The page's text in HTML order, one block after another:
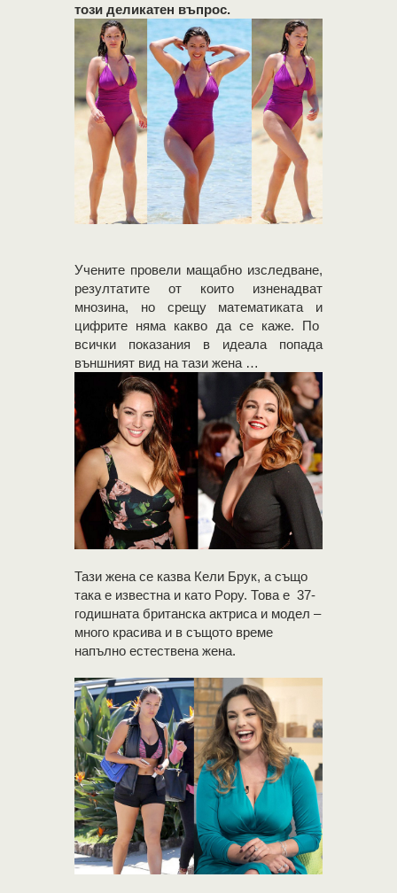
този деликатен въпрос.
Учените провели мащабно изследване,
резултатите от които изненадват
мнозина, но срещу математиката и
цифрите няма какво да се каже. По
всички показания в идеала попада
външният вид на тази жена …
Тази жена се казва Кели Брук, а също
така е известна и като Popy. Това е 37-
годишната британска актриса и модел –
много красива и в същото време
напълно естествена жена.